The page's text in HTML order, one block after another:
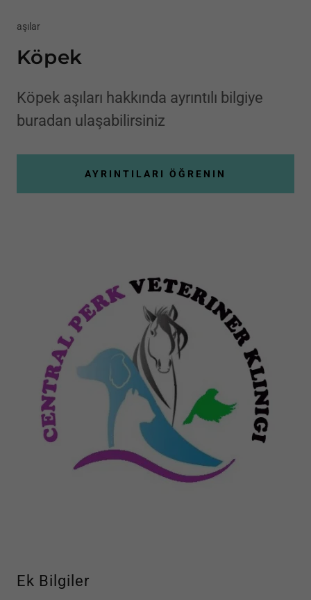
aşılar
Köpek
Köpek aşıları hakkında ayrıntılı bilgiye
buradan ulaşabilirsiniz
AYRINTILARI ÖĞRENIN
Ek Bilgiler